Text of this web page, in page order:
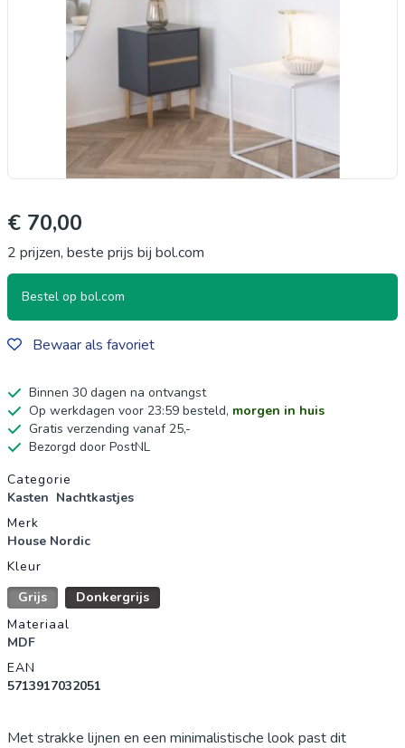
€ 70,00
2 prijzen, beste prijs bij bol.com
Bestel op bol.com
Bewaar als favoriet
Binnen 30 dagen na ontvangst
Op werkdagen voor 23:59 besteld, morgen in huis
Gratis verzending vanaf 25,-
Bezorgd door PostNL
Productgegevens
Categorie
Kasten Nachtkastjes
Merk
House Nordic
Kleur
Grijs
Donkergrijs
Materiaal
MDF
EAN
5713917032051
Met strakke lijnen en een minimalistische look past dit